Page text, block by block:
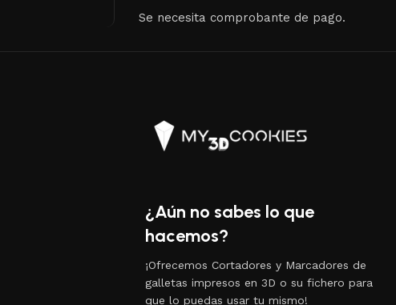
Se necesita comprobante de pago.
¿Aún no sabes lo que
hacemos?
¡Ofrecemos Cortadores y Marcadores de
galletas impresos en 3D o su fichero para
que lo puedas usar tu mismo!